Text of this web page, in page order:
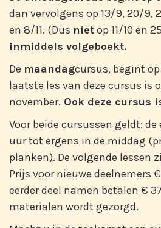
dan vervolgens op 13/9, 20/9,
en 8/11. (Dus nietop 11/10 en
inmiddels volgeboekt.
De maandagcursus, begint op
laatste les van deze cursus is
november. Ook deze cursus
Voor beide cursussen geldt: de
uur tot ergens in de middag
planken). De volgende lessen
Prijs voor nieuwe deelnemers
eerder deel namen betalen €
materialen wordt gezorgd.